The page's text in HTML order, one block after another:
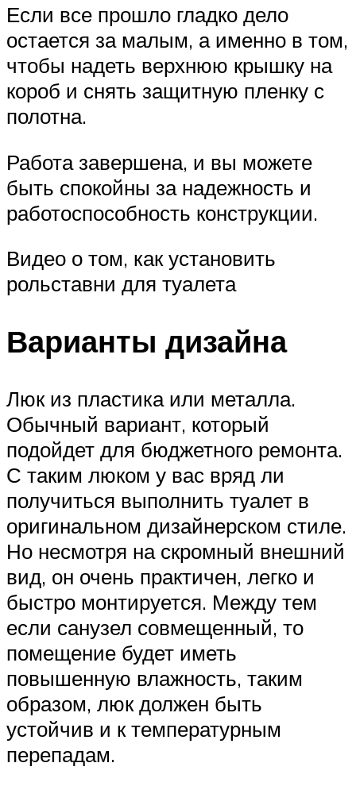
Если все прошло гладко дело
остается за малым, а именно в том,
чтобы надеть верхнюю крышку на
короб и снять защитную пленку с
полотна.
Работа завершена, и вы можете
быть спокойны за надежность и
работоспособность конструкции.
Видео о том, как установить
рольставни для туалета
Варианты дизайна
Люк из пластика или металла.
Обычный вариант, который
подойдет для бюджетного ремонта.
С таким люком у вас вряд ли
получиться выполнить туалет в
оригинальном дизайнерском стиле.
Но несмотря на скромный внешний
вид, он очень практичен, легко и
быстро монтируется. Между тем
если санузел совмещенный, то
помещение будет иметь
повышенную влажность, таким
образом, люк должен быть
устойчив и к температурным
перепадам.